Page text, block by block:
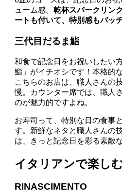
ューム感。乾杯スパークリン
ートも付いて、特別感もバッ
三代目だるま鮨
和食で記念日をお祝いしたい
鮨」がイチオシです！本格的
こちらのお店は、職人さんの
慢。カウンター席では、職人
のが魅力的ですよね。
お寿司って、特別な日の食事
す。新鮮なネタと職人さんの
は、きっと記念日を彩る素敵
イタリアンで楽し
RINASCIMENTO